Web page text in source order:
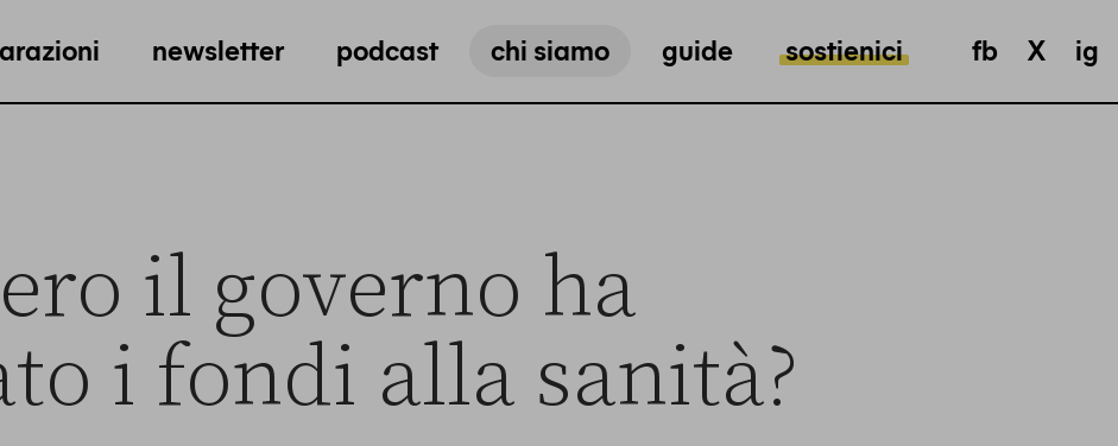
newsletter podcast chi siamo guide sostienici fb X ig
il governo ha
i fondi alla sanità?